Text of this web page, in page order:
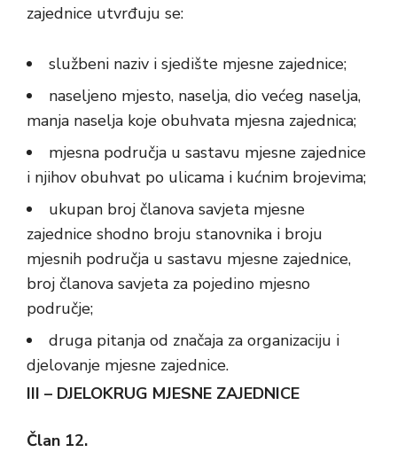
zajednice utvrđuju se:
službeni naziv i sjedište mjesne zajednice;
naseljeno mjesto, naselja, dio većeg naselja,
manja naselja koje obuhvata mjesna zajednica;
mjesna područja u sastavu mjesne zajednice
i njihov obuhvat po ulicama i kućnim brojevima;
ukupan broj članova savjeta mjesne
zajednice shodno broju stanovnika i broju
mjesnih područja u sastavu mjesne zajednice,
broj članova savjeta za pojedino mjesno
područje;
druga pitanja od značaja za organizaciju i
djelovanje mjesne zajednice.
III – DJELOKRUG MJESNE ZAJEDNICE
Član 12.